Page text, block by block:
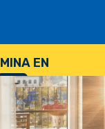
EN
--